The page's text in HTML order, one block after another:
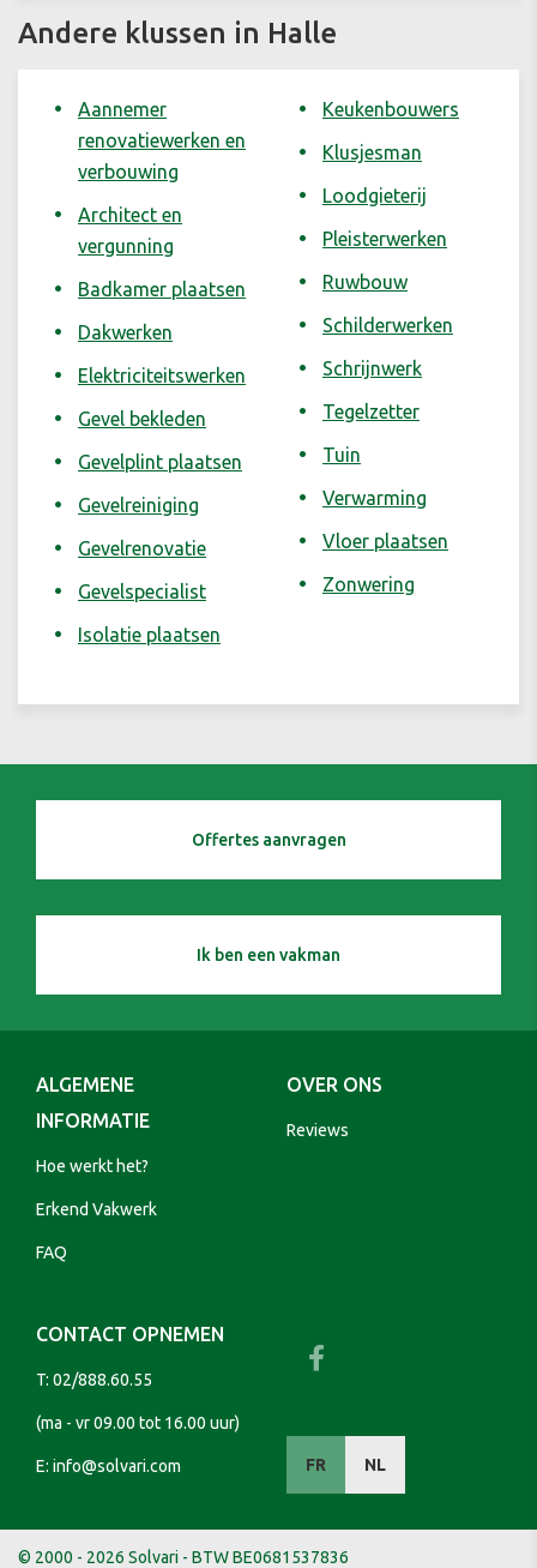
Andere klussen in Halle
Aannemer
renovatiewerken en
verbouwing
Architect en
vergunning
Badkamer plaatsen
Dakwerken
Elektriciteitswerken
Gevel bekleden
Gevelplint plaatsen
Gevelreiniging
Gevelrenovatie
Gevelspecialist
Isolatie plaatsen
Keukenbouwers
Klusjesman
Loodgieterij
Pleisterwerken
Ruwbouw
Schilderwerken
Schrijnwerk
Tegelzetter
Tuin
Verwarming
Vloer plaatsen
Zonwering
Offertes aanvragen
Ik ben een vakman
ALGEMENE
INFORMATIE
Hoe werkt het?
Erkend Vakwerk
FAQ
OVER ONS
Reviews
CONTACT OPNEMEN
T: 02/888.60.55
(ma - vr 09.00 tot 16.00 uur)
E: info@solvari.com FR NL
© 2000 - 2026 Solvari - BTW BE0681537836